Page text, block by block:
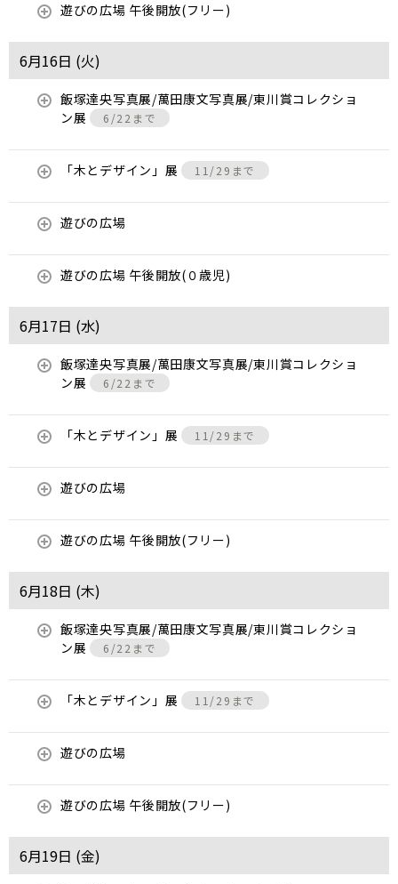
遊びの広場 午後開放(フリー)
6月16日 (火)
飯塚達央写真展/萬田康文写真展/東川賞コレクショ
ン展
6/22まで
「木とデザイン」展 11/29まで
遊びの広場
遊びの広場 午後開放(０歳児)
6月17日 (水)
飯塚達央写真展/萬田康文写真展/東川賞コレクショ
ン展
6/22まで
「木とデザイン」展 11/29まで
遊びの広場
遊びの広場 午後開放(フリー)
6月18日 (木)
飯塚達央写真展/萬田康文写真展/東川賞コレクショ
ン展
6/22まで
「木とデザイン」展 11/29まで
遊びの広場
遊びの広場 午後開放(フリー)
6月19日 (金)